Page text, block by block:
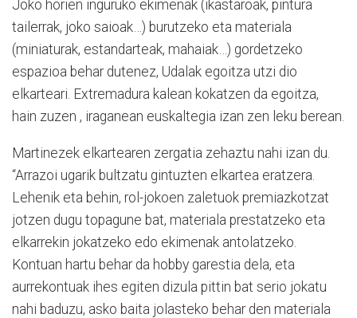
Joko horien inguruko ekimenak (ikastaroak, pintura
tailerrak, joko saioak…) burutzeko eta materiala
(miniaturak, estandarteak, mahaiak…) gordetzeko
espazioa behar dutenez, Udalak egoitza utzi dio
elkarteari. Extremadura kalean kokatzen da egoitza,
hain zuzen , iraganean euskaltegia izan zen leku berean.
Martinezek elkartearen zergatia zehaztu nahi izan du.
“Arrazoi ugarik bultzatu gintuzten elkartea eratzera.
Lehenik eta behin, rol-jokoen zaletuok premiazkotzat
jotzen dugu topagune bat, materiala prestatzeko eta
elkarrekin jokatzeko edo ekimenak antolatzeko.
Kontuan hartu behar da hobby garestia dela, eta
aurrekontuak ihes egiten dizula pittin bat serio jokatu
nahi baduzu, asko baita jolasteko behar den materiala